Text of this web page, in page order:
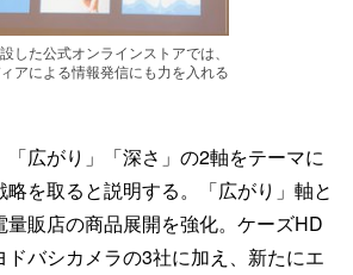
した公式オンラインストアでは、
アによる情報発信にも力を入れる
「広がり」「深さ」の2軸をテーマに
を取ると説明する。「広がり」軸と
量販店の商品展開を強化。ケーズHD
ドバシカメラの3社に加え、新たにエ